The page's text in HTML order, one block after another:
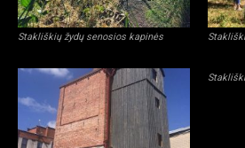
Stakliškių žydų senosios kapinės